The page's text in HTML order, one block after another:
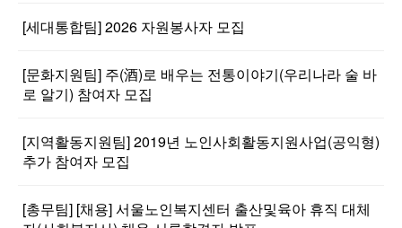
[세대통합팀] 2026 자원봉사자 모집
[문화지원팀] 주(酒)로 배우는 전통이야기(우리나라 술 바
로 알기) 참여자 모집
[지역활동지원팀] 2019년 노인사회활동지원사업(공익형)
추가 참여자 모집
[총무팀] [채용] 서울노인복지센터 출산및육아 휴직 대체